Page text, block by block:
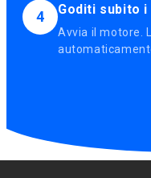
4 Goditi subito
Avvia il motore.